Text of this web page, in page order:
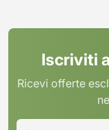
Iscriviti
Ricevi offerte